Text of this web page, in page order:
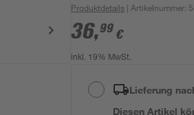
Produktdetails | Artikelnummer:
36,99 €
inkl. 19% MwSt.
Lieferung
Diesen Artikel